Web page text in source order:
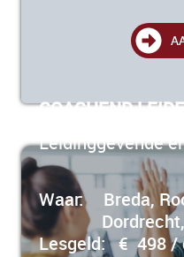
COACHEND
Leidinggevende
Waar:
Breda,
Lesgeld: € 498 /